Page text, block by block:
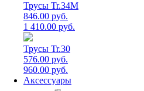
Трусы Tr.34M
846.00 руб.
1 410.00 руб.
Трусы Tr.30
576.00 руб.
960.00 руб.
Аксессуары